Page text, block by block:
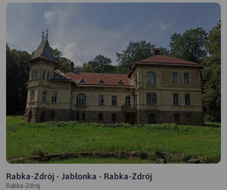
Rabka-Zdrój - Jabłonka - Rabka-Zdrój
Rabka-Zdrój